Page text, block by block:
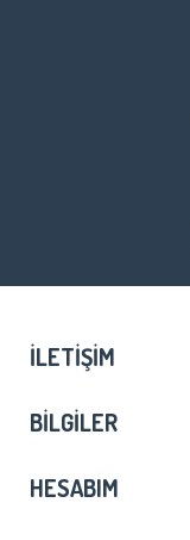
İLETIŞIM
BILGILER
HESABIM